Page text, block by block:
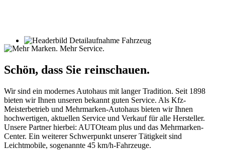
Schön, dass Sie reinschauen.
Wir sind ein modernes Autohaus mit langer Tradition. Seit 1898
bieten wir Ihnen unseren bekannt guten Service. Als Kfz-
Meisterbetrieb und Mehrmarken-Autohaus bieten wir Ihnen
hochwertigen, aktuellen Service und Verkauf für alle Hersteller.
Unsere Partner hierbei: AUTOteam plus und das Mehrmarken-
Center. Ein weiterer Schwerpunkt unserer Tätigkeit sind
Leichtmobile, sogenannte 45 km/h-Fahrzeuge.